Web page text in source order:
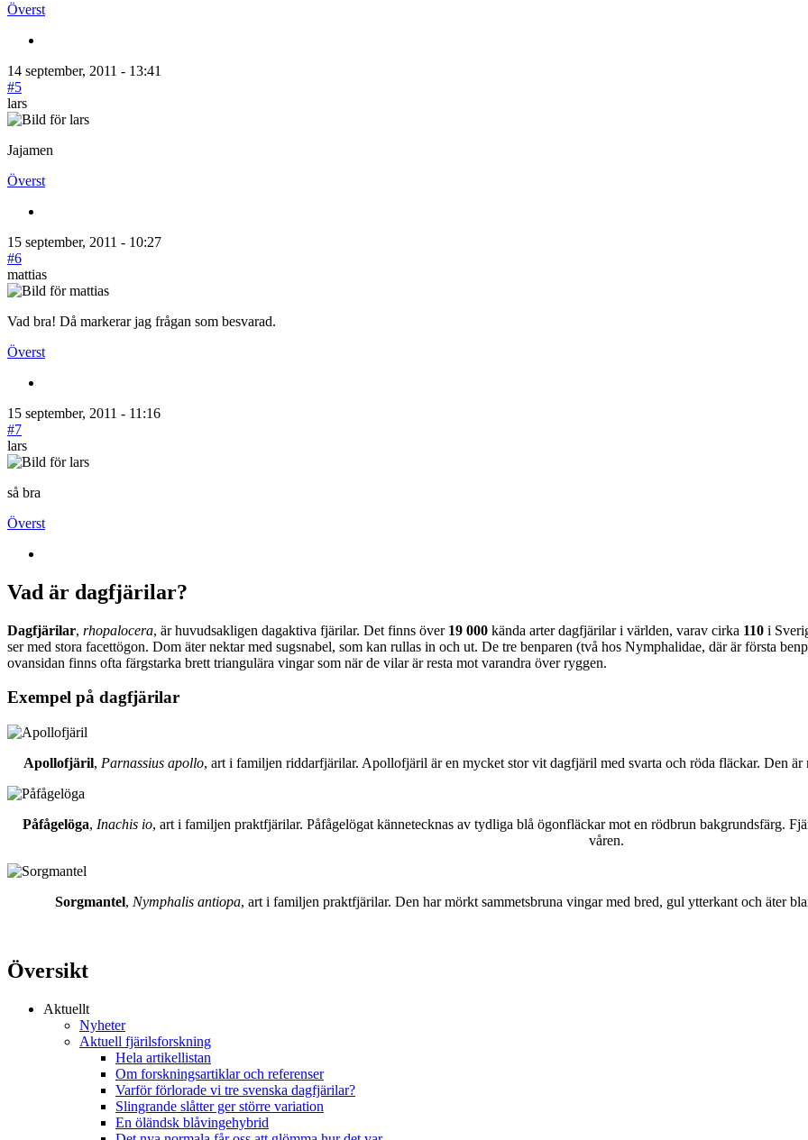
Överst
14 september, 2011 - 13:41
#5
lars
Jajamen
Överst
15 september, 2011 - 10:27
#6
mattias
Vad bra! Då markerar jag frågan som besvarad.
Överst
15 september, 2011 - 11:16
#7
lars
så bra
Överst
Vad är dagfjärilar?
Dagfjärilar, rhopalocera, är huvudsakligen dagaktiva fjärilar. Det finns över 19 000 kända arter dagfjärilar i världen, varav cirka 110 i
ser med stora facettögon. Dom äter nektar med sugsnabel, som kan rullas in och ut. De tre benparen (två hos Nymphalidae, där är första
ovansidan finns ofta färgstarka brett triangulära vingar som när de vilar är resta mot varandra över ryggen.
Exempel på dagfjärilar
Apollofjäril, Parnassius apollo, art i familjen riddarfjärilar. Apollofjäril är en mycket stor vit dagfjäril med svarta och röda fläckar. Den
Påfågelöga, Inachis io, art i familjen praktfjärilar. Påfågelögat kännetecknas av tydliga blå ögonfläckar mot en rödbrun bakgrundsfärg.
våren.
Sorgmantel, Nymphalis antiopa, art i familjen praktfjärilar. Den har mörkt sammetsbruna vingar med bred, gul ytterkant och äter
Översikt
Aktuellt
Nyheter
Aktuell fjärilsforskning
Hela artikellistan
Om forskningsartiklar och referenser
Varför förlorade vi tre svenska dagfjärilar?
Slingrande slåtter ger större variation
En öländsk blåvingehybrid